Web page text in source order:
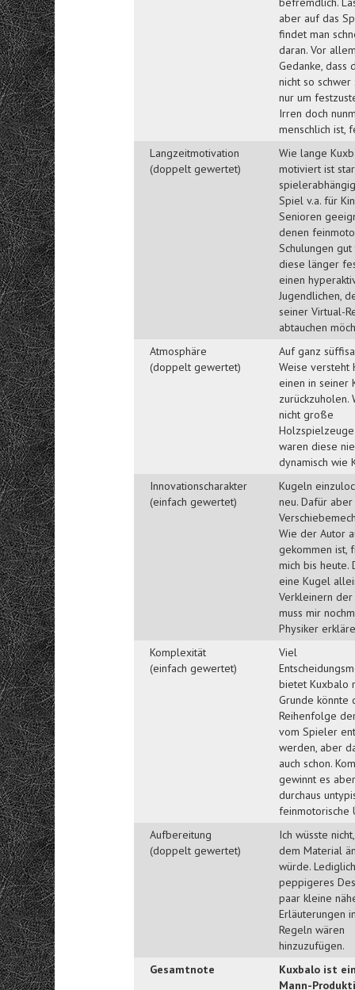
aber auf das
findet man
daran. Vor
Gedanke, dass
nicht so schwer
nur um
Irren doch
menschlich ist,
Langzeitmotivation
(doppelt gewertet)
Wie lange
motiviert ist
Spiel v.a. für
Senioren
denen
Schulungen
diese länger
einen
Jugendlichen,
seiner Virtual-
abtauchen
Atmosphäre
(doppelt gewertet)
Auf ganz
Weise versteht
einen in seiner
zurückzuholen.
nicht große
waren diese
dynamisch wie
Innovationscharakter
(einfach gewertet)
Kugeln
neu. Dafür
Wie der Autor
gekommen ist,
mich bis heute.
eine Kugel
Verkleinern
muss mir
Physiker
Komplexität
(einfach gewertet)
Viel
bietet Kuxbalo
Grunde könnte
Reihenfolge
vom Spieler
werden, aber
auch schon.
gewinnt es
durchaus
feinmotorische
Aufbereitung
(doppelt gewertet)
Ich wüsste
dem Material
würde.
peppigeres
paar kleine
Erläuterungen
Regeln wären
hinzuzufügen.
Gesamtnote
Kuxbalo ist
Mann-